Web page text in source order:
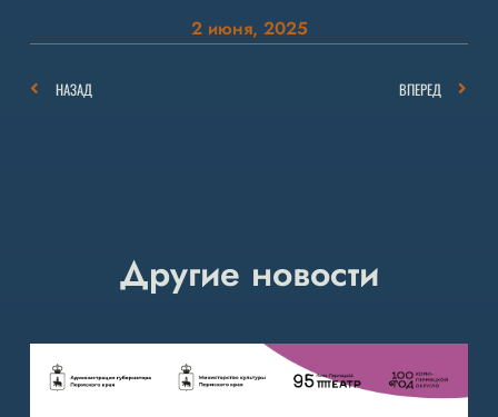
2 июня, 2025
НАЗАД ВПЕРЕД
Другие новости